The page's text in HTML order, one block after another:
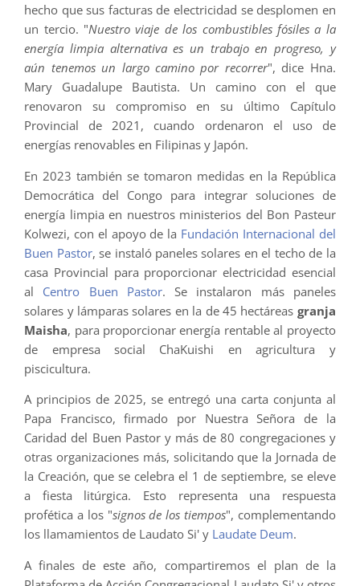
hecho que sus facturas de electricidad se desplomen en
un tercio. "Nuestro viaje de los combustibles fósiles a la
energía limpia alternativa es un trabajo en progreso, y
aún tenemos un largo camino por recorrer", dice Hna.
Mary Guadalupe Bautista. Un camino con el que
renovaron su compromiso en su último Capítulo
Provincial de 2021, cuando ordenaron el uso de
energías renovables en Filipinas y Japón.
En 2023 también se tomaron medidas en la República
Democrática del Congo para integrar soluciones de
energía limpia en nuestros ministerios del Bon Pasteur
Kolwezi, con el apoyo de la Fundación Internacional del
Buen Pastor, se instaló paneles solares en el techo de la
casa Provincial para proporcionar electricidad esencial
al Centro Buen Pastor. Se instalaron más paneles
solares y lámparas solares en la de 45 hectáreas granja
Maisha, para proporcionar energía rentable al proyecto
de empresa social ChaKuishi en agricultura y
piscicultura.
A principios de 2025, se entregó una carta conjunta al
Papa Francisco, firmado por Nuestra Señora de la
Caridad del Buen Pastor y más de 80 congregaciones y
otras organizaciones más, solicitando que la Jornada de
la Creación, que se celebra el 1 de septiembre, se eleve
a fiesta litúrgica. Esto representa una respuesta
profética a los "signos de los tiempos", complementando
los llamamientos de Laudato Si' y Laudate Deum.
A finales de este año, compartiremos el plan de la